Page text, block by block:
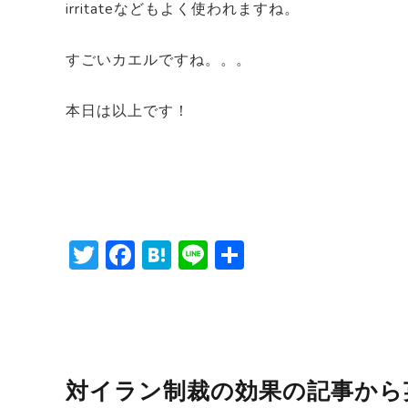
irritateなどもよく使われますね。
すごいカエルですね。。。
本日は以上です！
T F H
a
Li
対イラン制裁の効果の記事か